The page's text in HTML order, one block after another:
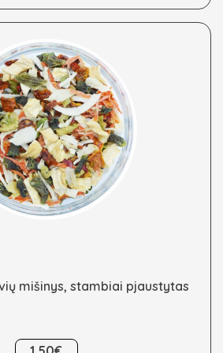
on
the
product
page
mišinys, stambiai pjaustytas
This